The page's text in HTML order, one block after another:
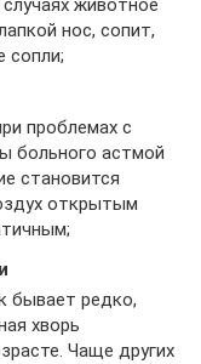
животное
нос, сопит,
сопли;
проблемах с
больного астмой
становится
открытым
бывает редко,
хворь
Чаще других